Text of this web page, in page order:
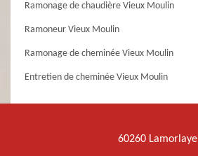
Ramonage de chaudière Vieux Moulin
Ramoneur Vieux Moulin
Ramonage de cheminée Vieux Moulin
Entretien de cheminée Vieux Moulin
60260 Lamorlaye